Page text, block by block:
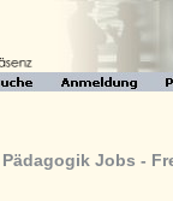
Pädagogik Jobs -